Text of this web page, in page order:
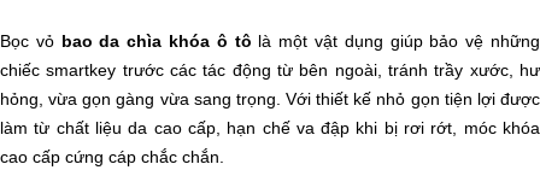
Bọc vỏ bao da chìa khóa ô tô là một vật dụng giúp bảo vệ những
chiếc smartkey trước các tác động từ bên ngoài, tránh trầy xước, hư
hỏng, vừa gọn gàng vừa sang trọng. Với thiết kế nhỏ gọn tiện lợi được
làm từ chất liệu da cao cấp, hạn chế va đập khi bị rơi rớt, móc khóa
cao cấp cứng cáp chắc chắn.